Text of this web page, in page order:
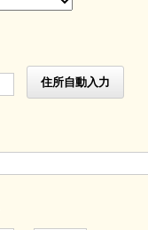
住所自動入力